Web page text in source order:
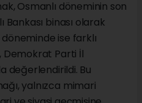
Osmanlı döneminin son
Bankası binası olarak
ise farklı
Demokrat Parti İl
değerlendirildi. Bu
yalnızca mimari